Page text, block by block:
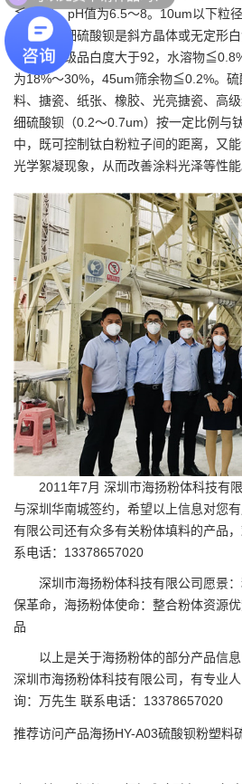
≦0.2%，pH值为6.5～8。10um以下粒
25%。超细硫酸钡是斜方晶体或无定形
0.90，一级品白度大于92，水溶物
为18%～30%，45um筛余物≦0.2%。
料、搪瓷、纸张、橡胶、光亮搪瓷、高
细硫酸钡（0.2～0.7um）按一定比例与
中，既可控制钛白粉粒子间的距离，又
光学絮凝现象，从而改善涂料光泽等性能
2011年7月 深圳市海扬粉体科技有
与深圳华南城签约，希望以上信息对您
有限公司还有众多有关粉体填料的产品
系电话：13378657020
深圳市海扬粉体科技有限公司愿景
保革命，海扬粉体使命：整合粉体资源
品
以上是关于海扬粉体的部分产品信
深圳市海扬粉体科技有限公司，有专业
询：万先生 联系电话：13378657020
推荐访问产品海扬HY-A03硫酸钡粉塑料